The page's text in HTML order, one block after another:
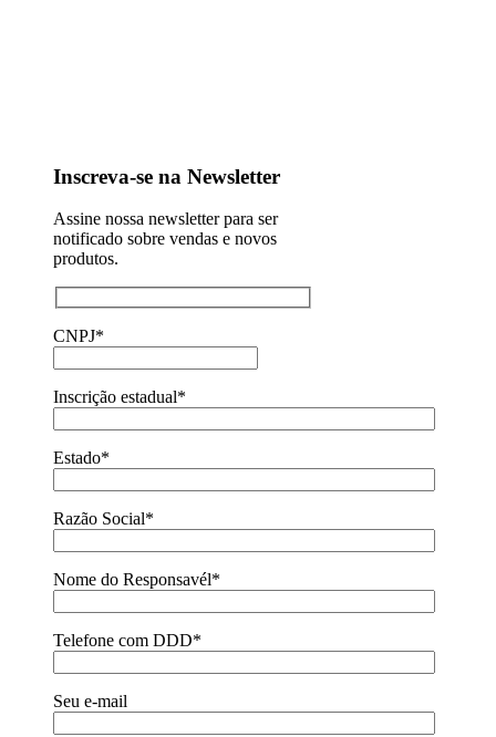
Inscreva-se na Newsletter
Assine nossa newsletter para ser
notificado sobre vendas e novos
produtos.
CNPJ*
Inscrição estadual*
Estado*
Razão Social*
Nome do Responsavél*
Telefone com DDD*
Seu e-mail